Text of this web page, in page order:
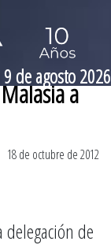
9 de agosto 2026
a
18 de octubre de 2012
de